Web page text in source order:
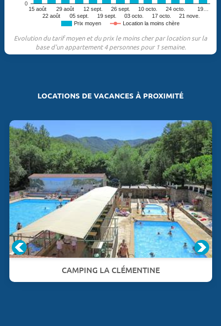
Prix moyen Location la moins chère
15 août
22 août
29 août
05 sept.
12 sept.
19 sept.
26 sept.
03 octo.
10 octo.
17 octo.
24 octo.
21 nove.
19…
0
Evolution du tarif moyen et du prix le moins cher par location sur la
base d'un appartement 4 personnes pour 1 semaine.
LOCATIONS DE VACANCES À PROXIMITÉ
CAMPING LA CLÉMENTINE